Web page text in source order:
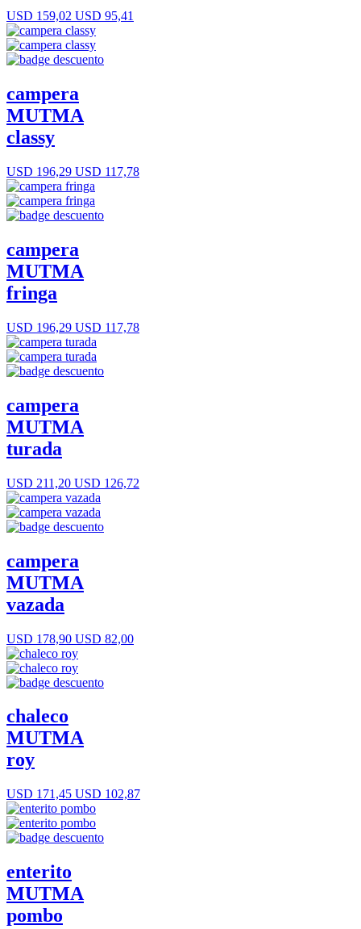
USD 159,02 USD 95,41
campera
MUTMA
classy
USD 196,29 USD 117,78
campera
MUTMA
fringa
USD 196,29 USD 117,78
campera
MUTMA
turada
USD 211,20 USD 126,72
campera
MUTMA
vazada
USD 178,90 USD 82,00
chaleco
MUTMA
roy
USD 171,45 USD 102,87
enterito
MUTMA
pombo